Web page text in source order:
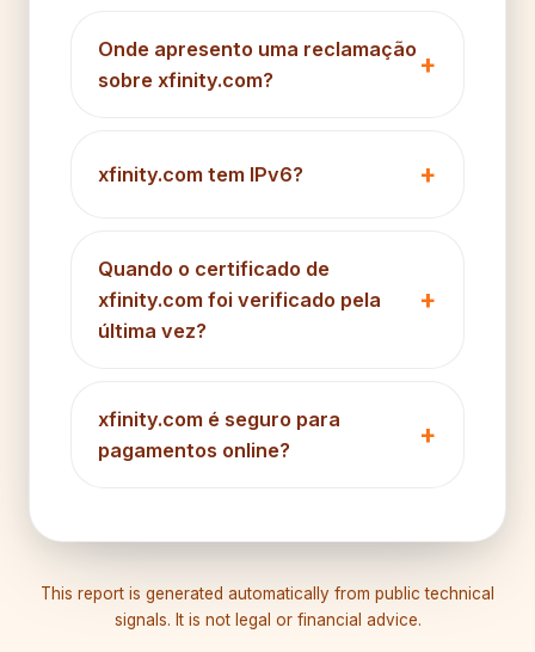
Onde apresento uma reclamação
sobre xfinity.com?
xfinity.com tem IPv6?
Quando o certificado de
xfinity.com foi verificado pela
última vez?
xfinity.com é seguro para
pagamentos online?
This report is generated automatically from public technical
signals. It is not legal or financial advice.